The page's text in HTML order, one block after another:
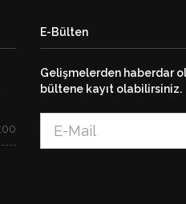
E-Bülten
Gelişmelerden haberdar
bültene kayıt olabilirsiniz.